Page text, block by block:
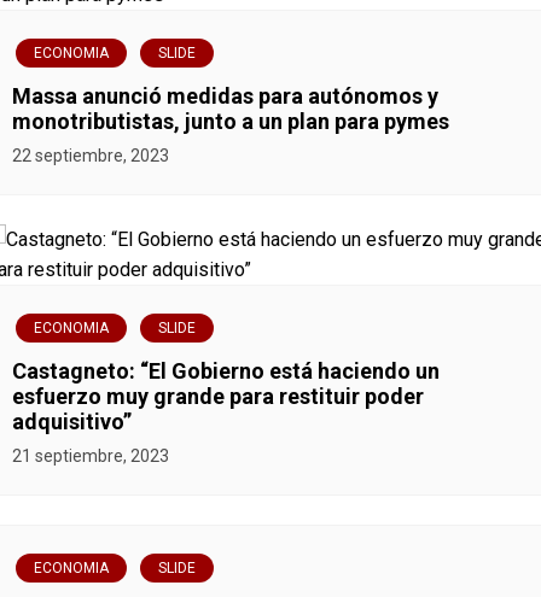
ECONOMIA SLIDE
Massa anunció medidas para autónomos y
monotributistas, junto a un plan para pymes
22 septiembre, 2023
ECONOMIA SLIDE
Castagneto: “El Gobierno está haciendo un
esfuerzo muy grande para restituir poder
adquisitivo”
21 septiembre, 2023
ECONOMIA SLIDE